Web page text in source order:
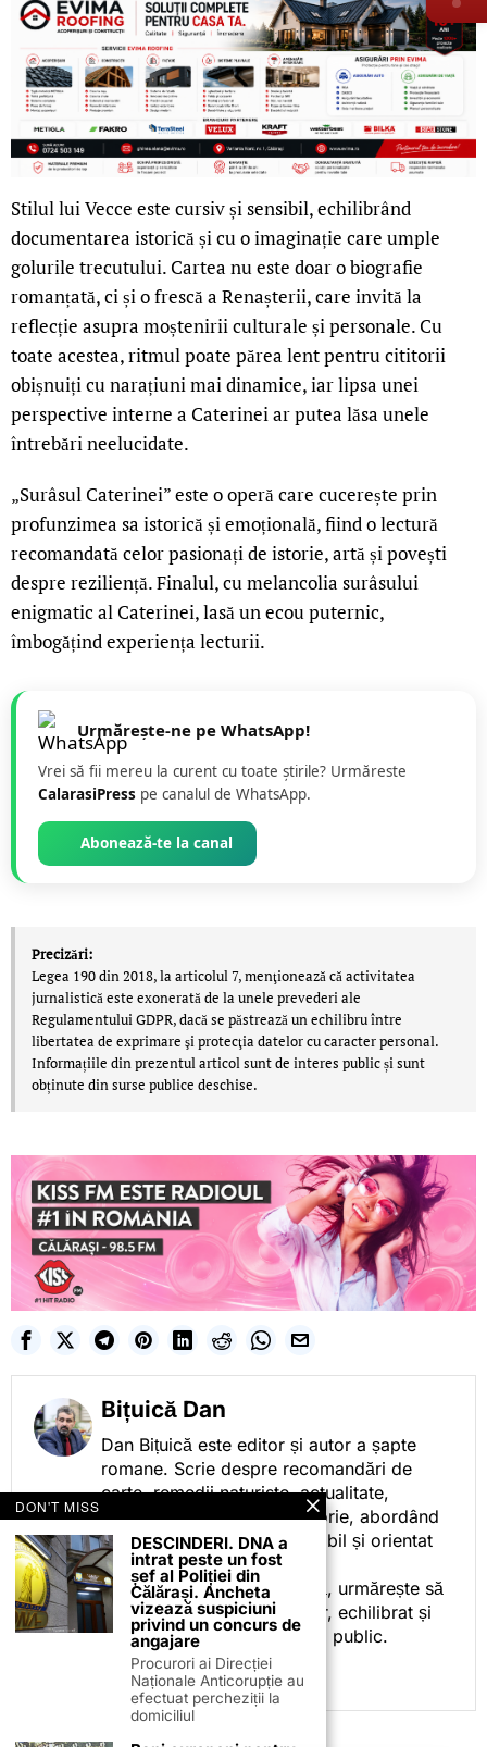
Stilul lui Vecce este cursiv și sensibil, echilibrând
documentarea istorică și cu o imaginație care umple
golurile trecutului. Cartea nu este doar o biografie
romanțată, ci și o frescă a Renașterii, care invită la
reflecție asupra moștenirii culturale și personale. Cu
toate acestea, ritmul poate părea lent pentru cititorii
obișnuiți cu narațiuni mai dinamice, iar lipsa unei
perspective interne a Caterinei ar putea lăsa unele
întrebări neelucidate.
„Surâsul Caterinei” este o operă care cucerește prin
profunzimea sa istorică și emoțională, fiind o lectură
recomandată celor pasionați de istorie, artă și povești
despre reziliență. Finalul, cu melancolia surâsului
enigmatic al Caterinei, lasă un ecou puternic,
îmbogățind experiența lecturii.
Urmărește-ne pe WhatsApp!
Vrei să fii mereu la curent cu toate știrile? Urmăreste
CalarasiPress pe canalul de WhatsApp.
Abonează-te la canal
Precizări:
Legea 190 din 2018, la articolul 7, menţionează că activitatea
jurnalistică este exonerată de la unele prevederi ale
Regulamentului GDPR, dacă se păstrează un echilibru între
libertatea de exprimare şi protecţia datelor cu caracter personal.
Informațiile din prezentul articol sunt de interes public și sunt
obținute din surse publice deschise.
Bițuică Dan
Dan Bițuică este editor și autor a șapte
romane. Scrie despre recomandări de
carte, remedii naturiste, actualitate,
cotidian politic, sport și istorie, abordând
subiectele într-un stil accesibil și orientat
spre informare.
Prin activitatea sa editorială, urmărește să
ofere cititorilor conținut clar, echilibrat și
relevant, adaptat interesului public.
DON'T MISS
DESCINDERI. DNA a
intrat peste un fost
șef al Poliției din
Călărași. Ancheta
vizează suspiciuni
privind un concurs de
angajare
Procurori ai Direcției
Naționale Anticorupție au
efectuat percheziții la
domiciliul